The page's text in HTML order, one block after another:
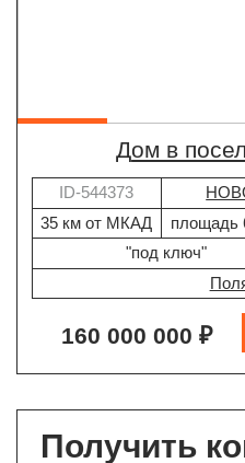
дом в
ID-544373
35 км от МКАД
площадь
"под ключ"
160 000 000 ₽
Получить